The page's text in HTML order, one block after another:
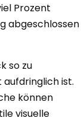
Prozent
abgeschlossen
so zu
ist.
können
visuelle